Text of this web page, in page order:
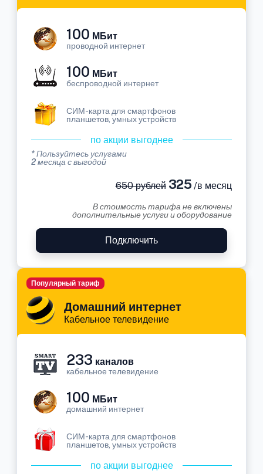
100 МБит
проводной интернет
100 МБит
беспроводной интернет
СИМ-карта для смартфонов
планшетов, умных устройств
по акции выгоднее
* Пользуйтесь услугами
2 месяца с выгодой
650 рублей325 /в месяц
В стоимость тарифа не включены
дополнительные услуги и оборудование
Подключить
Домашний интернет
Кабельное телевидение
Популярный тариф
233 каналов
кабельное телевидение
100 МБит
домашний интернет
СИМ-карта для смартфонов
планшетов, умных устройств
по акции выгоднее